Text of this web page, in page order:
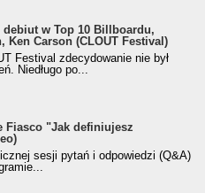
debiut w Top 10 Billboardu,
Ken Carson (CLOUT Festival)
Festival zdecydowanie nie był
Niedługo po...
Fiasco "Jak definiujesz
sesji pytań i odpowiedzi (Q&A)